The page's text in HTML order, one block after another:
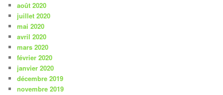
août 2020
juillet 2020
mai 2020
avril 2020
mars 2020
février 2020
janvier 2020
décembre 2019
novembre 2019